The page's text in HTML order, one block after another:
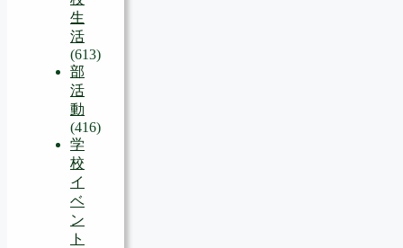
生
活
(613)
部
活
動
(416)
学
校
イ
ベ
ン
ト